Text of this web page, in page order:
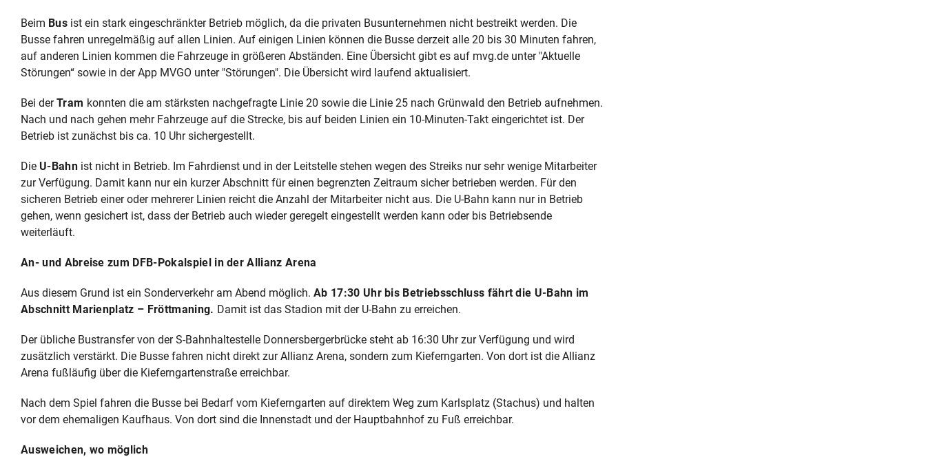
Beim Bus ist ein stark eingeschränkter Betrieb möglich, da die privaten Busunternehmen nicht bestreikt werden. Die
Busse fahren unregelmäßig auf allen Linien. Auf einigen Linien können die Busse derzeit alle 20 bis 30 Minuten fahren,
auf anderen Linien kommen die Fahrzeuge in größeren Abständen. Eine Übersicht gibt es auf mvg.de unter "Aktuelle
Störungen“ sowie in der App MVGO unter "Störungen". Die Übersicht wird laufend aktualisiert.
Bei derTram konnten die am stärksten nachgefragte Linie 20 sowie die Linie 25 nach Grünwald den Betrieb aufnehmen.
Nach und nach gehen mehr Fahrzeuge auf die Strecke, bis auf beiden Linien ein 10-Minuten-Takt eingerichtet ist. Der
Betrieb ist zunächst bis ca. 10 Uhr sichergestellt.
Die U-Bahn ist nicht in Betrieb. Im Fahrdienst und in der Leitstelle stehen wegen des Streiks nur sehr wenige Mitarbeiter
zur Verfügung. Damit kann nur ein kurzer Abschnitt für einen begrenzten Zeitraum sicher betrieben werden. Für den
sicheren Betrieb einer oder mehrerer Linien reicht die Anzahl der Mitarbeiter nicht aus. Die U-Bahn kann nur in Betrieb
gehen, wenn gesichert ist, dass der Betrieb auch wieder geregelt eingestellt werden kann oder bis Betriebsende
weiterläuft.
An- und Abreise zum DFB-Pokalspiel in der Allianz Arena
Aus diesem Grund ist ein Sonderverkehr am Abend möglich. Ab 17:30 Uhr bis Betriebsschluss fährt die U-Bahn im
Abschnitt Marienplatz – Fröttmaning. Damit ist das Stadion mit der U-Bahn zu erreichen.
Der übliche Bustransfer von der S-Bahnhaltestelle Donnersbergerbrücke steht ab 16:30 Uhr zur Verfügung und wird
zusätzlich verstärkt. Die Busse fahren nicht direkt zur Allianz Arena, sondern zum Kieferngarten. Von dort ist die Allianz
Arena fußläufig über die Kieferngartenstraße erreichbar.
Nach dem Spiel fahren die Busse bei Bedarf vom Kieferngarten auf direktem Weg zum Karlsplatz (Stachus) und halten
vor dem ehemaligen Kaufhaus. Von dort sind die Innenstadt und der Hauptbahnhof zu Fuß erreichbar.
Ausweichen, wo möglich